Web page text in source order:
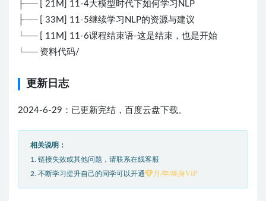
├── [ 21M] 11-4大模型时代下如何学习NLP
├── [ 33M] 11-5继续学习NLP的资源与建议
└── [ 11M] 11-6课程结束语-这是结束，也是开始
└── 资料代码/
更新日志
2024-6-29：已更新完结，百度云盘下载。
相关说明：
1. 链接失效或其他问题，请联系在线客服
2. 不断学习提升自己的同学可以开通
月/年/终身VIP